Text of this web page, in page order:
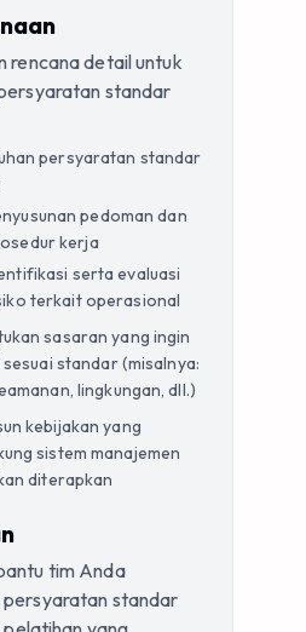
rencana detail untuk
standar
persyaratan standar
pedoman dan
kerja
serta evaluasi
terkait operasional
sasaran yang ingin
standar (misalnya:
lingkungan, dll.)
kebijakan yang
sistem manajemen
diterapkan
tim Anda
persyaratan standar